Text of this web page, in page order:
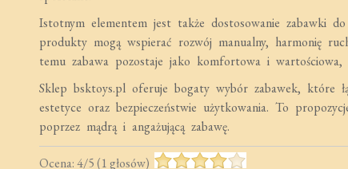
Istotnym elementem jest także dostosowanie zabawki
produkty mogą wspierać rozwój manualny, harmonię
temu zabawa pozostaje jako komfortowa i
Sklep bsktoys.pl oferuje bogaty wybór zabawek, które
estetyce oraz bezpieczeństwie użytkowania. To
poprzez mądrą i angażującą zabawę.
Ocena:4/5(1głosów)